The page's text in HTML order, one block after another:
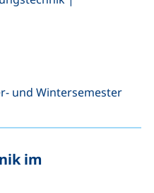
und Wintersemester
im